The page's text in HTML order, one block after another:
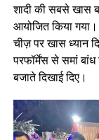
शादी की सबसे खास
आयोजित किया
चीज़ पर खास ध्यान
परफॉर्मेंस से समां बांध
बजाते दिखाई दिए।